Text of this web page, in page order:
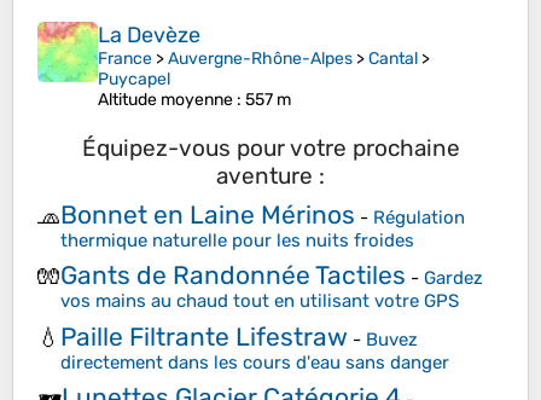
La Devèze
France >Auvergne-Rhône-Alpes >Cantal >
Puycapel
Altitude moyenne : 557 m
Équipez-vous pour votre prochaine
aventure :
🧢Bonnet en Laine Mérinos - Régulation
thermique naturelle pour les nuits froides
🧤Gants de Randonnée Tactiles - Gardez
vos mains au chaud tout en utilisant votre GPS
💧 Paille Filtrante Lifestraw - Buvez
directement dans les cours d'eau sans danger